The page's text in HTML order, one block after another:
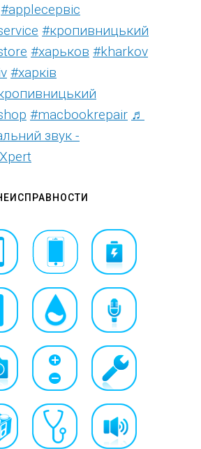
#аррleсервіс
#кропивницький
#харьков #kharkov
#харків
#macbookrepair ♬
звук -